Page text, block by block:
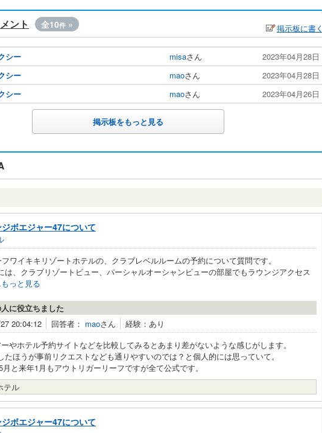
ント 全10件 » 掲示板に書く
シー misaさん
2023年04月28日
シー
maoさん
2023年04月28日
シー
maoさん 2023年04月26日
掲示板をもっと見る
ボエジャー47について
ワイキキリゾートホテルの、クラブレベルルームの予約について質問です。
は、クラブリゾートビュー、パーシャルオーシャンビューの部屋でもラウンジアクセス
もっと見る
に役立ちました
20:04:12
回答者： maoさん
経験：あり
やホテル予約サイトなどを比較してみるとあまり差がないような感じがします。
たほうが事前リクエストなども通りやすいのでは？と個人的には思っていて。
と来年1月もアウトリガーリーフですが全て公式です。
テル
ボエジャー47について